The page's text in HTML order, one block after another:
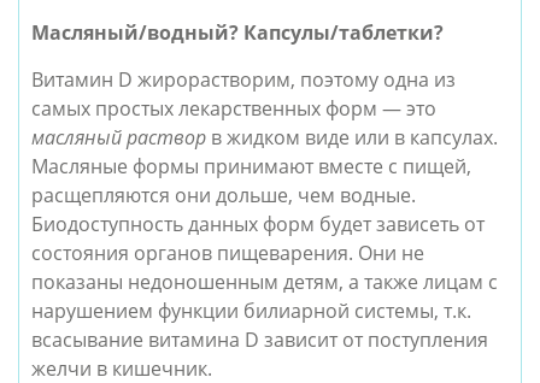
Масляный/водный? Капсулы/таблетки?
Витамин D жирорастворим, поэтому одна из
самых простых лекарственных форм — это
масляный раствор в жидком виде или в капсулах.
Масляные формы принимают вместе с пищей,
расщепляются они дольше, чем водные.
Биодоступность данных форм будет зависеть от
состояния органов пищеварения. Они не
показаны недоношенным детям, а также лицам с
нарушением функции билиарной системы, т.к.
всасывание витамина D зависит от поступления
желчи в кишечник.